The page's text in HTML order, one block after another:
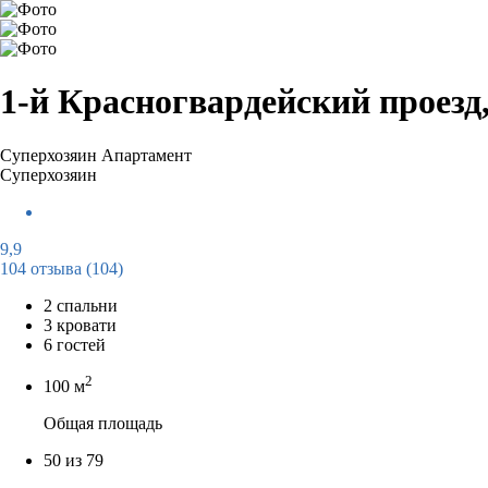
1-й Красногвардейский
Суперхозяин Апартамент
Суперхозяин
9,9
104 отзыва (104)
2 спальни
3 кровати
6 гостей
100 м2
Общая площадь
50 из 79